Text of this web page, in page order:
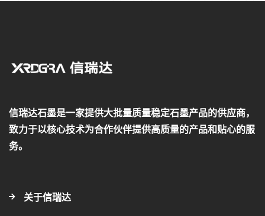
信瑞达石墨是一家提供大批量质量稳定石墨产品的供应商，
致力于以核心技术为合作伙伴提供高质量的产品和贴心的服
务。
关于信瑞达